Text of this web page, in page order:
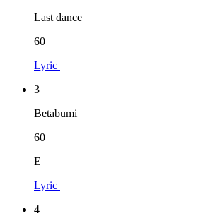
Last dance
60
Lyric
3
Betabumi
60
E
Lyric
4